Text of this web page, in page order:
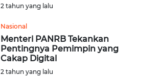
2 tahun yang lalu
Nasional
Menteri PANRB Tekankan
Pentingnya Pemimpin yang
Cakap Digital
2 tahun yang lalu